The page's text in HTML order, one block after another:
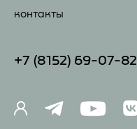
контакты
+7 (81 52) 69-07-82